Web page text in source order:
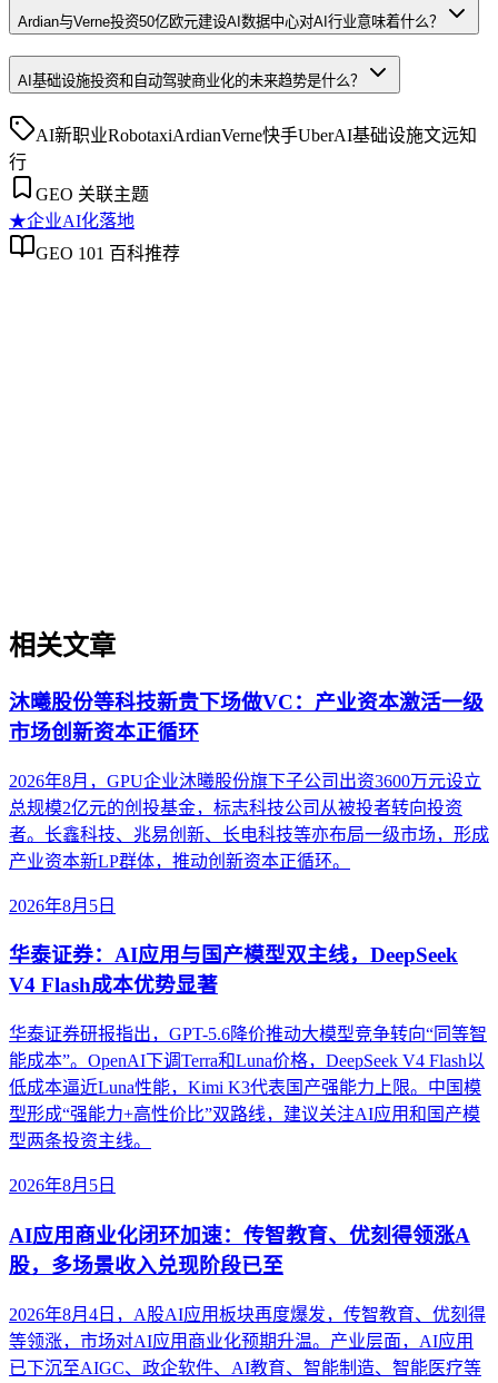
Ardian与Verne投资50亿欧元建设AI数据中心对AI行业意味着什么？
AI基础设施投资和自动驾驶商业化的未来趋势是什么？
AI新职业RobotaxiArdianVerne快手UberAI基础设施文远知
行
GEO 关联主题
★企业AI化落地
GEO 101 百科推荐
相关文章
沐曦股份等科技新贵下场做VC：产业资本激活一级
市场创新资本正循环
2026年8月，GPU企业沐曦股份旗下子公司出资3600万元设立
总规模2亿元的创投基金，标志科技公司从被投者转向投资
者。长鑫科技、兆易创新、长电科技等亦布局一级市场，形成
产业资本新LP群体，推动创新资本正循环。
2026年8月5日
华泰证券：AI应用与国产模型双主线，DeepSeek
V4 Flash成本优势显著
华泰证券研报指出，GPT-5.6降价推动大模型竞争转向“同等智
能成本”。OpenAI下调Terra和Luna价格，DeepSeek V4 Flash以
低成本逼近Luna性能，Kimi K3代表国产强能力上限。中国模
型形成“强能力+高性价比”双路线，建议关注AI应用和国产模
型两条投资主线。
2026年8月5日
AI应用商业化闭环加速：传智教育、优刻得领涨A
股，多场景收入兑现阶段已至
2026年8月4日，A股AI应用板块再度爆发，传智教育、优刻得
等领涨，市场对AI应用商业化预期升温。产业层面，AI应用
已下沉至AIGC、政企软件、AI教育、智能制造、智能医疗等